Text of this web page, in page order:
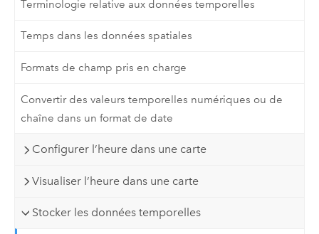
Terminologie relative aux données temporelles
Temps dans les données spatiales
Formats de champ pris en charge
Convertir des valeurs temporelles numériques ou de
chaîne dans un format de date
Configurer l’heure dans une carte
Visualiser l’heure dans une carte
Stocker les données temporelles